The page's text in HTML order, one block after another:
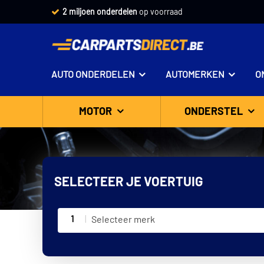
2 miljoen onderdelen op voorraad
AUTO ONDERDELEN AUTOMERKEN
MOTOR ONDERSTEL
SELECTEER JE VOERTUIG
1 Selecteer merk